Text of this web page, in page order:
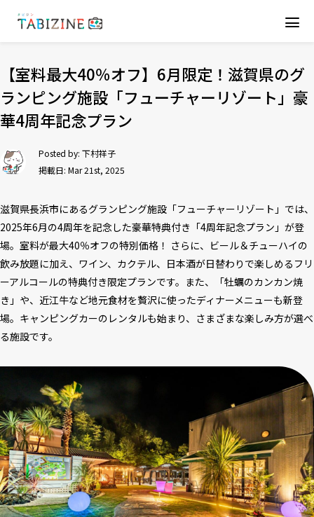
【室料最大40％オフ】6月限定！滋賀県のグ
ランピング施設「フューチャーリゾート」豪
華4周年記念プラン
Posted by: 下村祥子
掲載日: Mar 21st, 2025
滋賀県長浜市にあるグランピング施設「フューチャーリゾート」では、
2025年6月の4周年を記念した豪華特典付き「4周年記念プラン」が登
場。室料が最大40％オフの特別価格！ さらに、ビール＆チューハイの
飲み放題に加え、ワイン、カクテル、日本酒が日替わりで楽しめるフリ
ーアルコールの特典付き限定プランです。また、「牡蠣のカンカン焼
き」や、近江牛など地元食材を贅沢に使ったディナーメニューも新登
場。キャンピングカーのレンタルも始まり、さまざまな楽しみ方が選べ
る施設です。